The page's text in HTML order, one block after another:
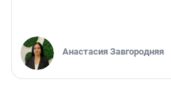
Анастасия Завгородняя